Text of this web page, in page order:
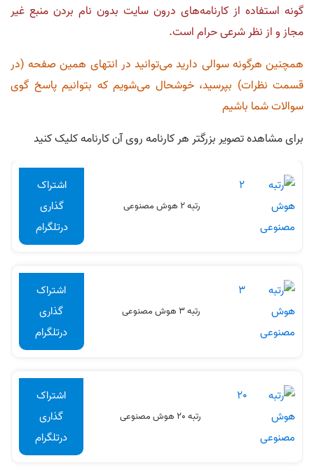
گونه استفاده از کارنامه‌های درون سایت بدون نام بردن منبع غیر
مجاز و از نظر شرعی حرام است.
همچنین هرگونه سوالی دارید می‌توانید در انتهای همین صفحه (در
قسمت نظرات) بپرسید، خوشحال می‌شویم که بتوانیم پاسخ گوی
سوالات شما باشیم
برای مشاهده تصویر بزرگتر هر کارنامه روی آن کارنامه کلیک کنید
رتبه 2 هوش مصنوعی
اشتراک
گذاری
درتلگرام
رتبه 3 هوش مصنوعی
اشتراک
گذاری
درتلگرام
رتبه 20 هوش مصنوعی
اشتراک
گذاری
درتلگرام